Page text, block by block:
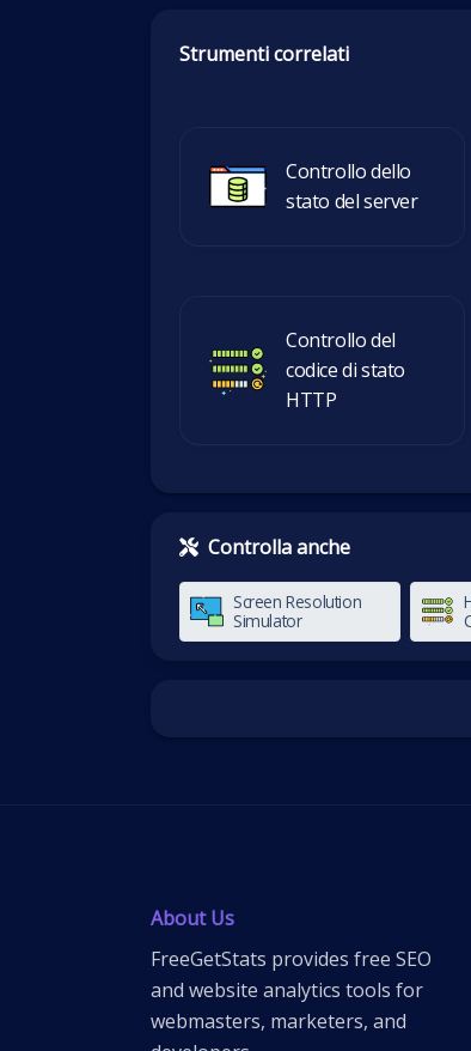
Strumenti correlati
Controllo dello
stato del server
Controllo del
codice di stato
HTTP
Controlla anche
Screen Resolution
Simulator
About Us
FreeGetStats provides free SEO
and website analytics tools for
webmasters, marketers, and